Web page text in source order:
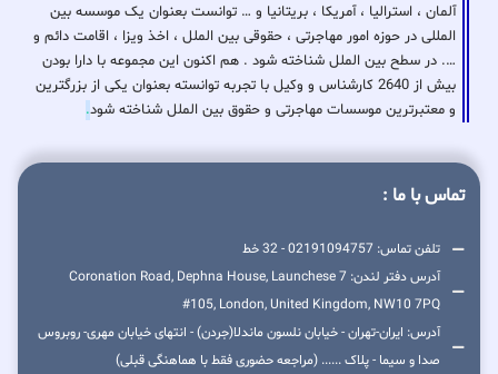
آلمان ، استرالیا ، آمریکا ، بریتانیا و … توانست بعنوان یک موسسه بین
المللی در حوزه امور مهاجرتی ، حقوقی بین الملل ، اخذ ویزا ، اقامت دائم و
…. در سطح بین الملل شناخته شود . هم اکنون این مجموعه با دارا بودن
بیش از 2640 کارشناس و وکیل با تجربه توانسته بعنوان یکی از بزرگترین
و معتبرترین موسسات مهاجرتی و حقوق بین الملل شناخته شود.
تماس با ما :
تلفن تماس: 02191094757 - 32 خط
آدرس دفتر لندن: 7 Coronation Road, Dephna House, Launchese
#105, London, United Kingdom, NW10 7PQ
آدرس: ایران-تهران - خیابان نلسون ماندلا(جردن) - انتهای خیابان مهری- روبروس
صدا و سیما - پلاک ...... (مراجعه حضوری فقط با هماهنگی قبلی)